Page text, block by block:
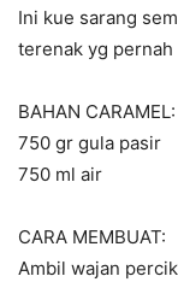
Ini kue sarang
terenak yg
BAHAN CARAMEL:
750 gr gula pasir
750 ml air
CARA MEMBUAT:
Ambil wajan